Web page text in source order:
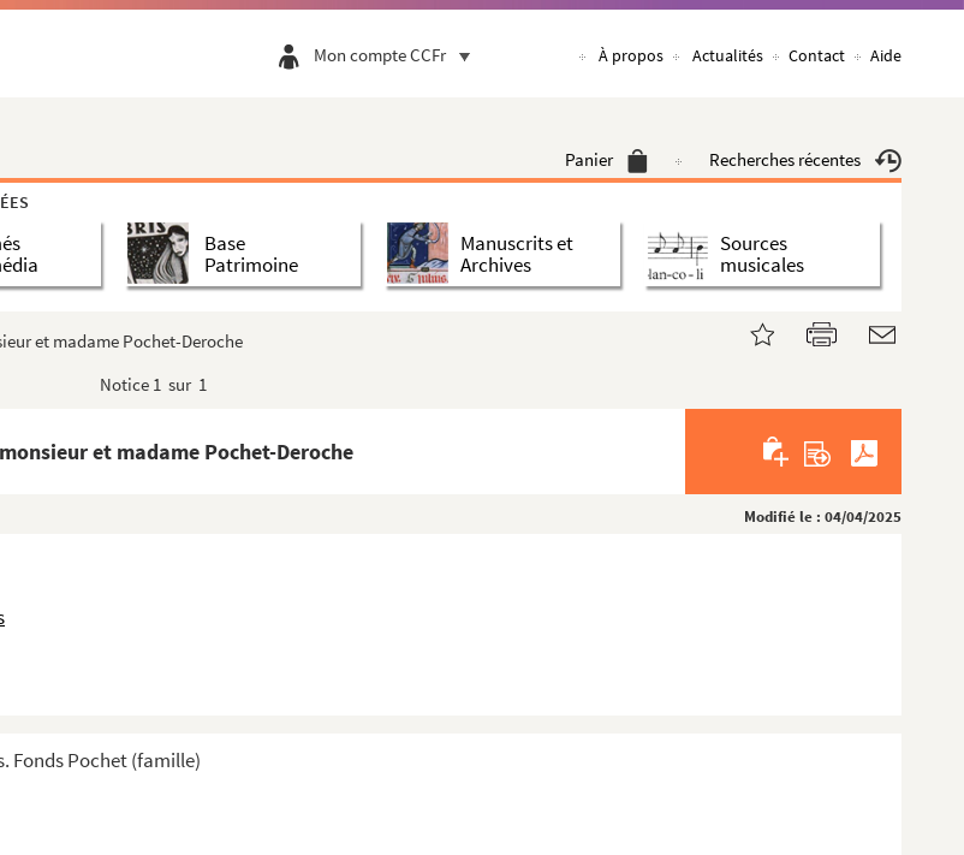
Mon compte CCFr À propos Actualités Contact Aide
Panier Recherches récentes
Base
Patrimoine
Manuscrits et
Archives
Sources
musicales
et madame Pochet-Deroche
Notice 1 sur 1
et madame Pochet-Deroche
Modifié le : 04/04/2025
Fonds Pochet (famille)
Estelle-Adélaïde Deroche
Estelle-Adélaïde Deroc...